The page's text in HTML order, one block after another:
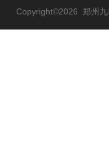
Copyright©2026 郑州